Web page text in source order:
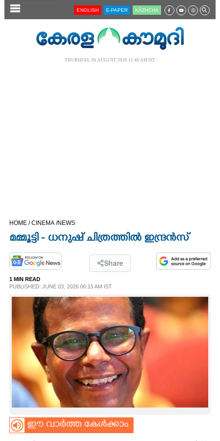
SECTIONS
OPINION
PHOTOS
LIFESTYLE
SPIRITUAL
INFO+
ASTRO
ENGLISH E-PAPER KĀZHCHA
THURSDAY, 06 AUGUST 2026 11.48 AM IST
HOME /CINEMA /NEWS
മമ്മൂട്ടി - ധനുഷ് ചിത്രത്തിൽ ഇന്ദ്രൻസ്
Share
1 MIN READ
PUBLISHED: JUNE 03, 2026 06:15 AM IST
ഈ വാർത്ത കേൾക്കാം